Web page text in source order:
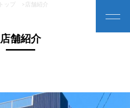
トップ > 店舗紹介
店舗紹介